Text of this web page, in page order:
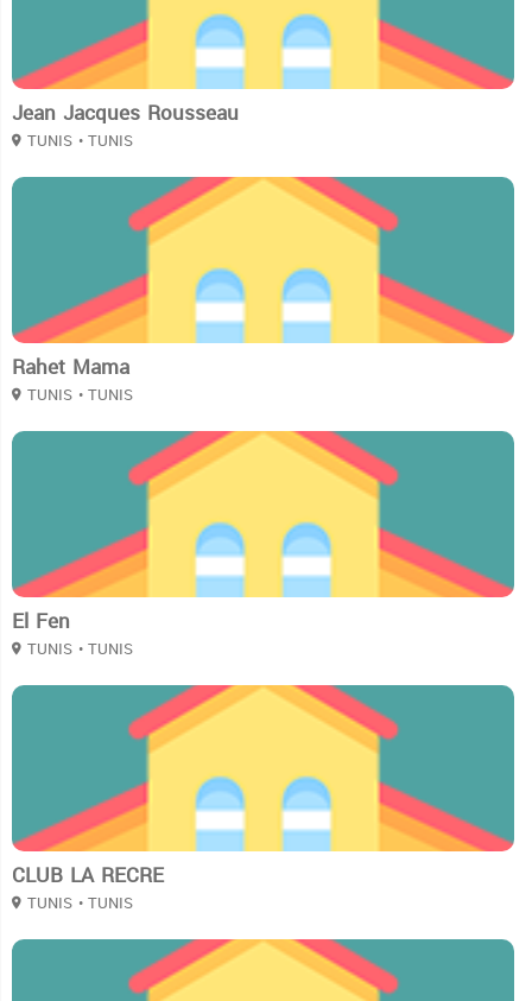
Jean Jacques Rousseau
TUNIS • TUNIS
Rahet Mama
TUNIS • TUNIS
El Fen
TUNIS • TUNIS
CLUB LA RECRE
TUNIS • TUNIS